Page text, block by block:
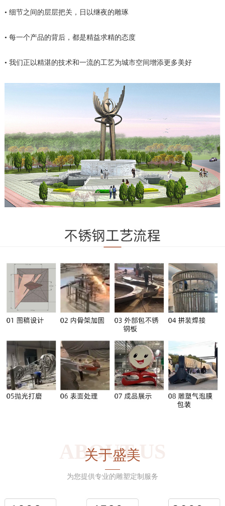
• 细节之间的层层把关，日以继夜的雕琢
• 每一个产品的背后，都是精益求精的态度
• 我们正以精湛的技术和一流的工艺为城市空间增添更多美好
关于盛美
为您提供专业的雕塑定制服务
ABOUT US